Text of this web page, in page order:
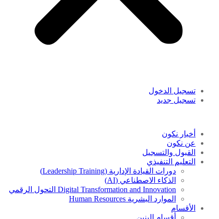
تسجيل الدخول
تسجيل جديد
أخبار نكون
عن نكون
القبول والتسجيل
التعليم التنفيذي
دورات القيادة الإدارية (Leadership Training)
الذكاء الاصطناعي (AI)
Digital Transformation and Innovation التحول الرقمي
الموارد البشرية Human Resources
الأقسام